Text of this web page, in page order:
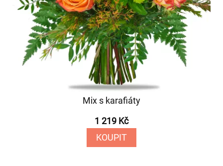
Mix s karafiáty
1 219 Kč
KOUPIT